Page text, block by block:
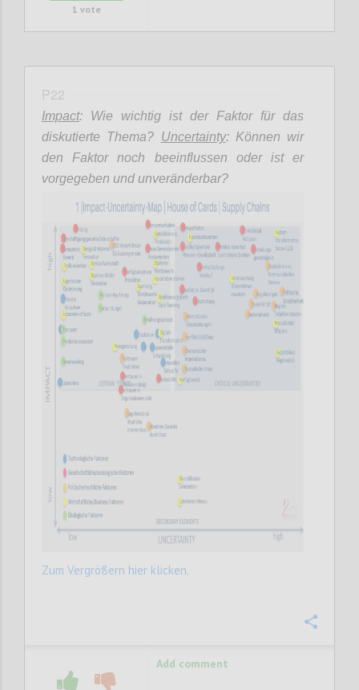
1 vote
P22
Impact: Wie wichtig ist der Faktor für das
diskutierte Thema? Uncertainty: Können wir
den Faktor noch beeinflussen oder ist er
vorgegeben und unveränderbar?
Zum Vergrößern hier klicken.
Add comment